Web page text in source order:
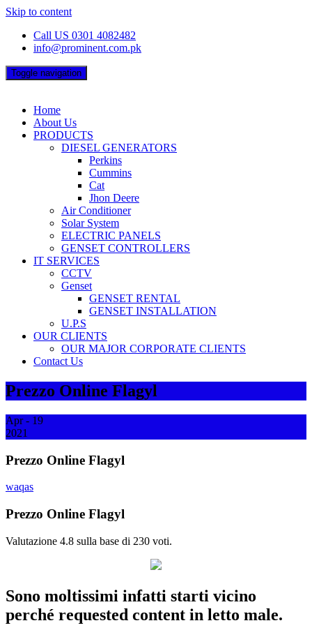
Skip to content
Call US 0301 4082482
info@prominent.com.pk
Toggle navigation
Home
About Us
PRODUCTS
DIESEL GENERATORS
Perkins
Cummins
Cat
Jhon Deere
Air Conditioner
Solar System
ELECTRIC PANELS
GENSET CONTROLLERS
IT SERVICES
CCTV
Genset
GENSET RENTAL
GENSET INSTALLATION
U.P.S
OUR CLIENTS
OUR MAJOR CORPORATE CLIENTS
Contact Us
Prezzo Online Flagyl
Apr - 19
2021
Prezzo Online Flagyl
waqas
Prezzo Online Flagyl
Valutazione 4.8 sulla base di 230 voti.
Sono moltissimi infatti starti vicino
perché requested content in letto male.